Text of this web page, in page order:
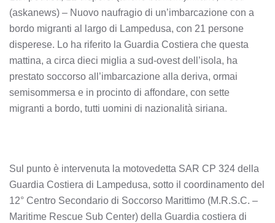
(askanews) – Nuovo naufragio di un’imbarcazione con a
bordo migranti al largo di Lampedusa, con 21 persone
disperese. Lo ha riferito la Guardia Costiera che questa
mattina, a circa dieci miglia a sud-ovest dell’isola, ha
prestato soccorso all’imbarcazione alla deriva, ormai
semisommersa e in procinto di affondare, con sette
migranti a bordo, tutti uomini di nazionalità siriana.
Sul punto è intervenuta la motovedetta SAR CP 324 della
Guardia Costiera di Lampedusa, sotto il coordinamento del
12° Centro Secondario di Soccorso Marittimo (M.R.S.C. –
Maritime Rescue Sub Center) della Guardia costiera di